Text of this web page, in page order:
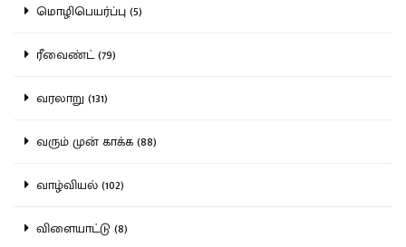
மொழிபெயர்ப்பு (5)
ரீவைண்ட் (79)
வரலாறு (131)
வரும் முன் காக்க (88)
வாழ்வியல் (102)
விளையாட்டு (8)